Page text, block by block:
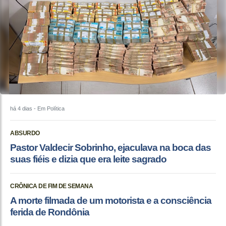
há 4 dias - Em Política
ABSURDO
Pastor Valdecir Sobrinho, ejaculava na boca das
suas fiéis e dizia que era leite sagrado
CRÔNICA DE FIM DE SEMANA
A morte filmada de um motorista e a consciência
ferida de Rondônia